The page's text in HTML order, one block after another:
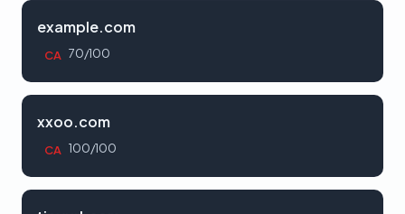
example.com
CA 70/100
xxoo.com
CA 100/100